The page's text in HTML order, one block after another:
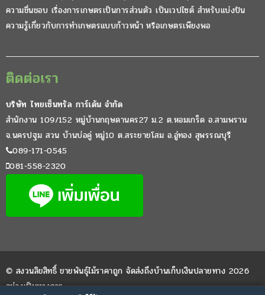
ความชื่นชอบ เรื่องการเกษตรเป็นการส่วนตัว เป็นเวปไซต์ สำหรับแบ่งปัน
ความรู้เกี่ยวกับการทำเกษตรแบบก้าวหน้า หรือเกษตรเพียงพอ
ติดต่อเรา
บริษัท ไทยเซ็นทรัล การ์เด้น จำกัด
สำนักงาน 109/152 หมู่บ้านกฤษดานคร27 ม.2 ต.หอมเกร็ด อ.สามพราน
จ.นครปฐม สวน บ้านบ่อคู่ หมู่10 ต.สระยายโสม อ.อู่ทอง สุพรรณบุรี
089-171-0545
081-558-2320
© สงวนลิขสิทธิ์ ขายพันธุ์ไม้ราคาถูก จัดส่งถึงบ้านเก็บเงินปลายทาง 2026
อย่างเป็นทางการ